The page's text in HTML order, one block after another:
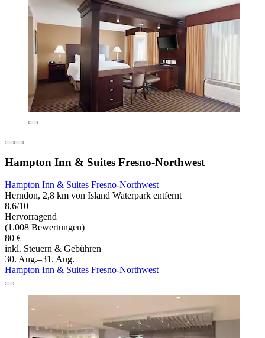
Hampton Inn & Suites Fresno-Northwest
Hampton Inn & Suites Fresno-Northwest
Herndon, 2,8 km von Island Waterpark entfernt
8,6/10
Hervorragend
(1.008 Bewertungen)
80 €
inkl. Steuern & Gebühren
30. Aug.–31. Aug.
Hampton Inn & Suites Fresno-Northwest